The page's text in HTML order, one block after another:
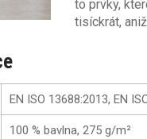
to prvky,
tisíckrát,
EN ISO 13688:2013, EN
100 % bavlna, 275 g/m²